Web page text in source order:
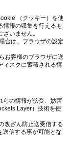
（クッキー）を使
情報の収集を行えるも
いません。
合は、ブラウザの設定
お客様のブラウザに送
ィスクに蓄積される情
らの情報が傍受、妨害
Layer）技術を使
改ざん防止送受信する
送信する事が可能とな